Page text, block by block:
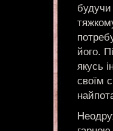
його.
якусь
своїм